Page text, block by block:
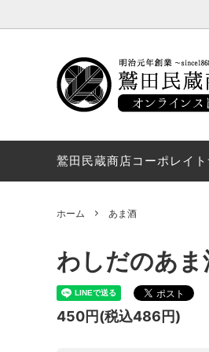
鷲田民蔵商店コーポレイ
ホーム あま酒
わしだのあ
450円(税込486円)